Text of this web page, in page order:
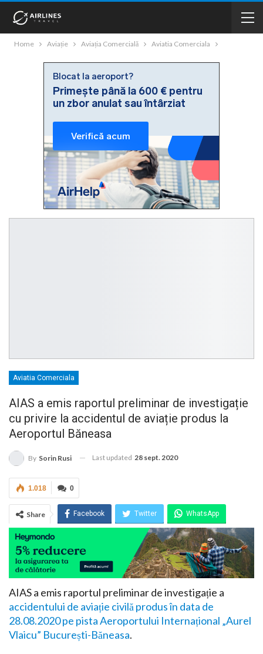
Home Aviație Aviația Comercială Aviatia Comerciala
Aviatia Comerciala
AIAS a emis raportul preliminar de investigație
cu privire la accidentul de aviație produs la
Aeroportul Băneasa
By Sorin Rusi Last updated 28 sept. 2020
0
1.018
Share Facebook Twitter WhatsApp
Pinterest
AIAS a emis raportul preliminar de investigație a
accidentului de aviație civilă produs în data de
28.08.2020 pe pista Aeroportului Internațional „Aurel
Vlaicu” București-Băneasa.